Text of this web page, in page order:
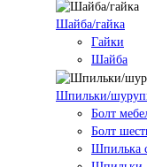
Шайба/гайка
Гайки
Шайба
Шпильки/
Болт
Болт
Шпилька